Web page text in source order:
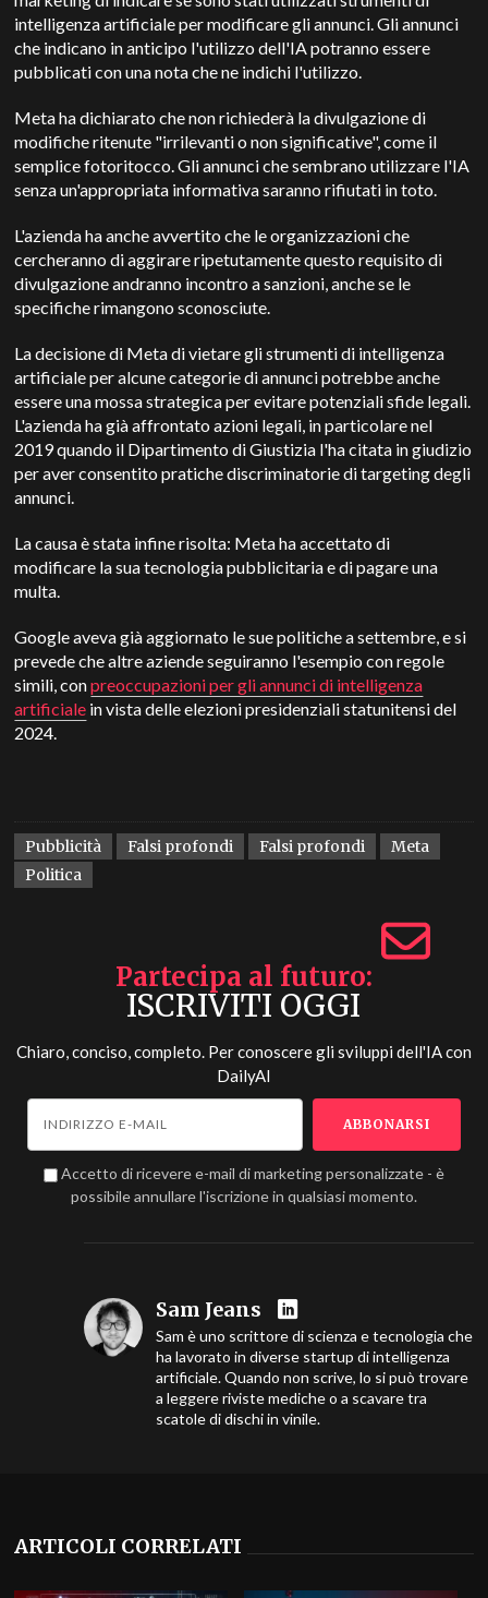
intelligenza artificiale per modificare gli annunci. Gli annunci
che indicano in anticipo l'utilizzo dell'IA potranno essere
pubblicati con una nota che ne indichi l'utilizzo.
Meta ha dichiarato che non richiederà la divulgazione di
modifiche ritenute "irrilevanti o non significative", come il
semplice fotoritocco.Gli annunci che sembrano utilizzare l'IA
senza un'appropriata informativa saranno rifiutati in toto.
L'azienda ha anche avvertito che le organizzazioni che
cercheranno di aggirare ripetutamente questo requisito di
divulgazione andranno incontro a sanzioni, anche se le
specifiche rimangono sconosciute.
La decisione di Meta di vietare gli strumenti di intelligenza
artificiale per alcune categorie di annunci potrebbe anche
essere una mossa strategica per evitare potenziali sfide legali.
L'azienda ha già affrontato azioni legali, in particolare nel
2019 quando il Dipartimento di Giustizia l'ha citata in giudizio
per aver consentito pratiche discriminatorie di targeting degli
annunci.
La causa è stata infine risolta: Meta ha accettato di
modificare la sua tecnologia pubblicitaria e di pagare una
multa.
Google aveva già aggiornato le sue politiche a settembre, e si
prevede che altre aziende seguiranno l'esempio con regole
simili, conpreoccupazioni per gli annunci di intelligenza
artificiale in vista delle elezioni presidenziali statunitensi del
2024.
Pubblicità Falsi profondi Falsi profondi
Meta
Politica
Partecipa al futuro
ISCRIVITI OGGI
Chiaro, conciso, completo. Per conoscere gli sviluppi dell'IA con
DailyAI
Accetto di ricevere e-mail di marketing personalizzate - è
possibile annullare l'iscrizione in qualsiasi momento.
Sam Jeans
Sam è uno scrittore di scienza e tecnologia che
ha lavorato in diverse startup di intelligenza
artificiale. Quando non scrive, lo si può trovare
a leggere riviste mediche o a scavare tra
scatole di dischi in vinile.
ARTICOLI CORRELATI